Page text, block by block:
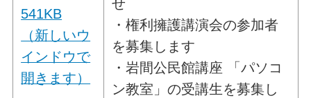
541KB
（新しいウ
インドウで
開きます）
せ
・権利擁護講演会の参加者
を募集します
・岩間公民館講座 「パソコ
ン教室」の受講生を募集し